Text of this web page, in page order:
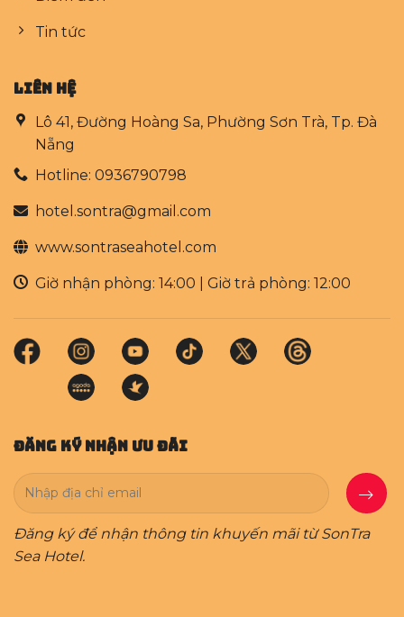
Tin tức
LIÊN HỆ
Lô 41, Đường Hoàng Sa, Phường Sơn Trà, Tp. Đà
Nẵng
Hotline: 0936790798
hotel.sontra@gmail.com
www.sontraseahotel.com
Giờ nhận phòng: 14:00 | Giờ trả phòng: 12:00
Đăng Ký Nhận Ưu Đãi
Đăng ký để nhận thông tin khuyến mãi từ SonTra
Sea Hotel.